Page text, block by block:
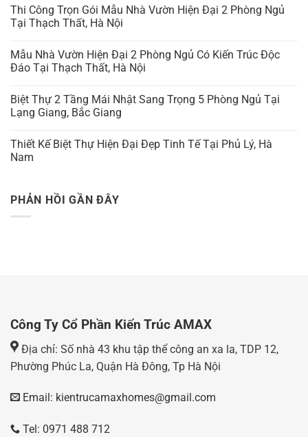
BY
ANTONKILL
Thi Công Trọn Gói Mẫu Nhà Vườn Hiện Đại 2 Phòng Ngủ
Tại Thạch Thất, Hà Nội
Mẫu Nhà Vườn Hiện Đại 2 Phòng Ngủ Có Kiến Trúc Độc
Đáo Tại Thạch Thất, Hà Nội
Biệt Thự 2 Tầng Mái Nhật Sang Trọng 5 Phòng Ngủ Tại
Lạng Giang, Bắc Giang
Thiết Kế Biệt Thự Hiện Đại Đẹp Tinh Tế Tại Phủ Lý, Hà
Nam
PHẢN HỒI GẦN ĐÂY
Công Ty Cổ Phần Kiến Trúc AMAX
Địa chỉ: Số nhà 43 khu tập thể công an xa la, TDP 12,
Phường Phúc La, Quận Hà Đông, Tp Hà Nội
Email: kientrucamaxhomes@gmail.com
Tel: 0971 488 712